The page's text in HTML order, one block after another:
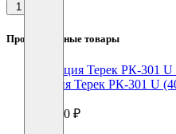
1
Просмотренные товары
Рация Терек РК-301 U
11440 ₽